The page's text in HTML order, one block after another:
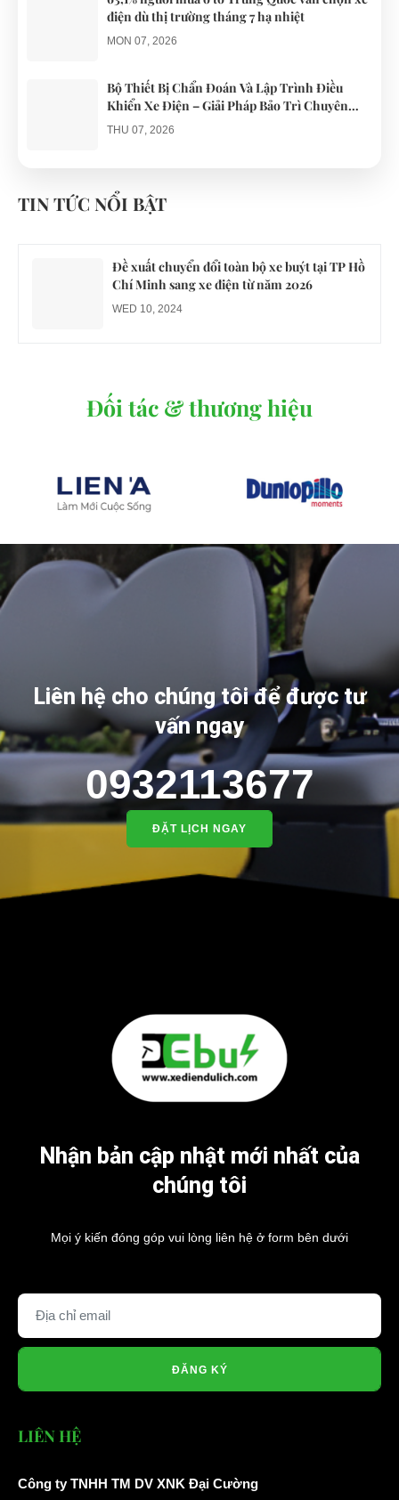
điện dù thị trường tháng 7 hạ nhiệt
MON 07, 2026
Bộ Thiết Bị Chẩn Đoán Và Lập Trình Điều
Khiển Xe Điện – Giải Pháp Bảo Trì Chuyên
Nghiệp
THU 07, 2026
gổ khi đón du khách ở Quy Nhơn
TIN TỨC NỔI BẬT
Đề xuất chuyển đổi toàn bộ xe buýt tại TP Hồ
Chí Minh sang xe điện từ năm 2026
WED 10, 2024
Đối tác & thương hiệu
Liên hệ cho chúng tôi để được tư
vấn ngay
0932113677
ĐẶT LỊCH NGAY
Nhận bản cập nhật mới nhất của
chúng tôi
Mọi ý kiến đóng góp vui lòng liên hệ ở form bên dưới
ĐĂNG KÝ
LIÊN HỆ
Công ty TNHH TM DV XNK Đại Cường